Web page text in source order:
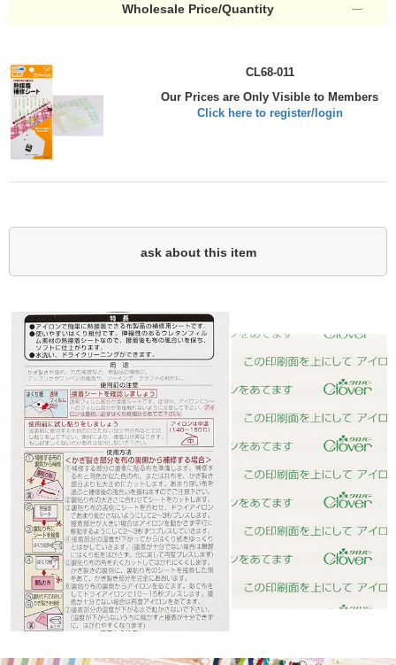
Wholesale Price/Quantity
CL68-011
Our Prices are Only Visible to Members
Click here to register/login
ask about this item